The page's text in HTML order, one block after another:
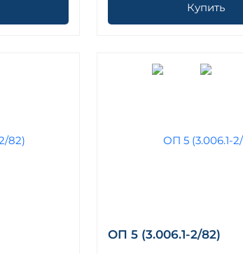
Купить
ОП 5 (3.006.1-2/82)